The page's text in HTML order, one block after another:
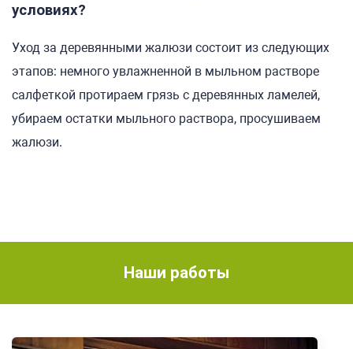
условиях?
Уход за деревянными жалюзи состоит из следующих
этапов: немного увлажненной в мыльном растворе
салфеткой протираем грязь с деревянных ламелей,
убираем остатки мыльного раствора, просушиваем
жалюзи.
Наши работы